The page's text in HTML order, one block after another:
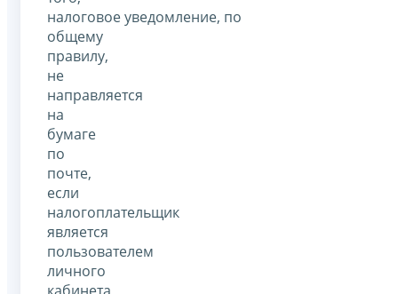
налоговое уведомление, по
общему
правилу,
не
направляется
на
бумаге
по
почте,
если
налогоплательщик
является
пользователем
личного
кабинета